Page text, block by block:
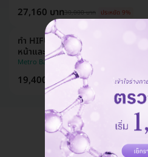
27,160 บาท30,000 บาท ประหยัด 9%
ทำ HIFU 4D Ultra Lift 500 ช็อต ทั่ว
หน้าและเหนียง 1 ครั้ง
Metro Bangkok Clinic
19,400 บาท40,000 บาท ประหยัด 52%
แอดมินพร้อมดูแลคุ